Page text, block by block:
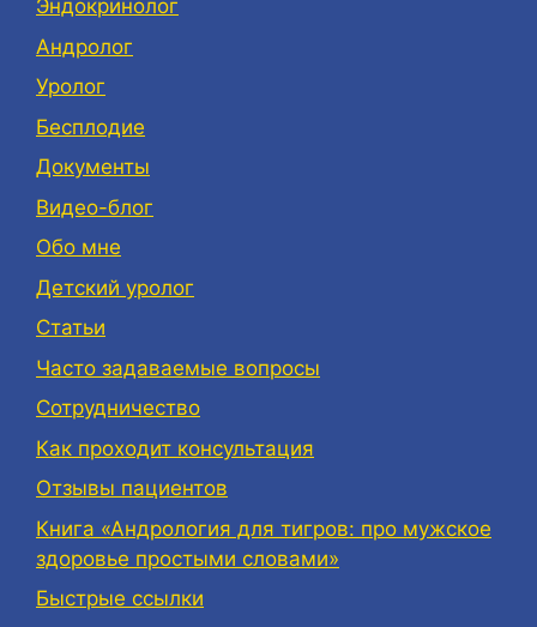
Эндокринолог
Андролог
Уролог
Бесплодие
Документы
Видео-блог
Обо мне
Детский уролог
Статьи
Часто задаваемые вопросы
Сотрудничество
Как проходит консультация
Отзывы пациентов
Книга «Андрология для тигров: про мужское
здоровье простыми словами»
Быстрые ссылки